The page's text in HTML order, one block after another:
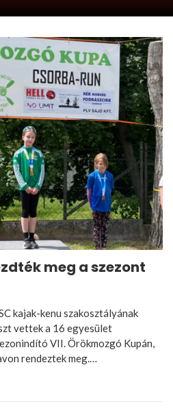
meg a szezont
kajak-kenu szakosztályának
vettek a 16 egyesület
VII. Örökmozgó Kupán,
rendeztek meg.…